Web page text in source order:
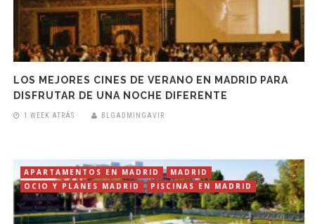
LOS MEJORES CINES DE VERANO EN MADRID PARA
DISFRUTAR DE UNA NOCHE DIFERENTE
1 WEEK ATRÁS BLGADMINGAVIR
APARTAMENTOS EN MADRID
MADRID
OCIO Y PLANES MADRID
PISCINAS EN MADRID